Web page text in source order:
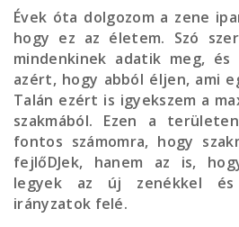
Évek óta dolgozom a zene
hogy ez az életem. Szó
mindenkinek adatik meg, és
azért, hogy abból éljen, ami
Talán ezért is igyekszem a
szakmából. Ezen a
fontos számomra, hogy
fejlőDJek, hanem az is,
legyek az új zenékkel
irányzatok felé.